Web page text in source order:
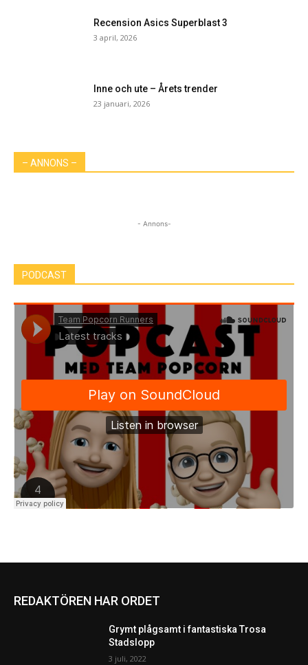
Recension Asics Superblast 3
3 april, 2026
Inne och ute – Årets trender
23 januari, 2026
– ANNONS –
- Annons-
PODCAST
REDAKTÖREN HAR ORDET
Grymt plågsamt i fantastiska Trosa
Stadslopp
3 juli, 2022